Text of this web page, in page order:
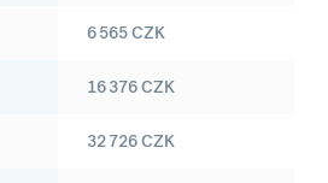
6 565CZK
16 376CZK
32 726CZK